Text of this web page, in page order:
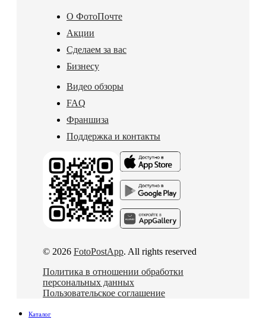
О ФотоПочте
Акции
Сделаем за вас
Бизнесу
Видео обзоры
FAQ
Франшиза
Поддержка и контакты
© 2026 FotoPostApp. All rights reserved
Политика в отношении обработки
персональных данных
Пользовательское соглашение
Каталог